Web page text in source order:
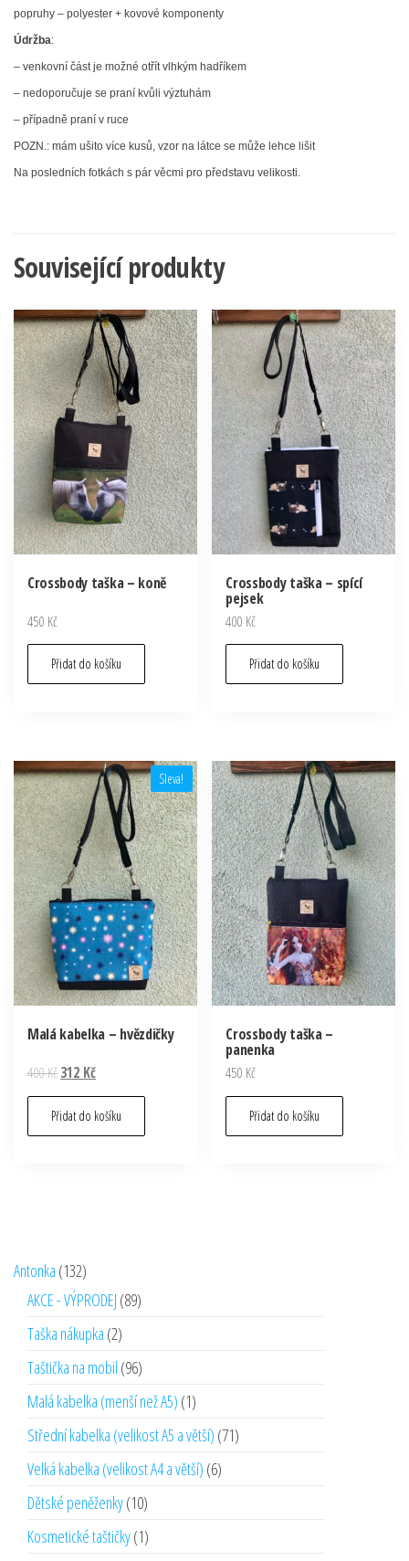
popruhy – polyester + kovové komponenty
Údržba:
– venkovní část je možné otřít vlhkým hadříkem
– nedoporučuje se praní kvůli výztuhám
– případně praní v ruce
POZN.: mám ušito více kusů, vzor na látce se může lehce lišit
Na posledních fotkách s pár věcmi pro představu velikosti.
Související produkty
Crossbody taška – koně
450 Kč
Přidat do košíku
Crossbody taška – spící
pejsek
400 Kč
Přidat do košíku
Sleva!
Malá kabelka – hvězdičky
400KčOriginal
price
was:
400 Kč.
312 KčCurrent
price
is:
312 Kč.
Přidat do košíku
Crossbody taška –
panenka
450 Kč
Přidat do košíku
Antonka 132132
produktů
AKCE - VÝPRODEJ 8989
Taška nákupka 22
produkty
Taštička na mobil 9696
produktů
Malá kabelka (menší než A5) 11
produkt
Střední kabelka (velikost A5 a větší) 7171
Velká kabelka (velikost A4 a větší) 66
Dětské peněženky 1010
produktů
Kosmetické taštičky 11